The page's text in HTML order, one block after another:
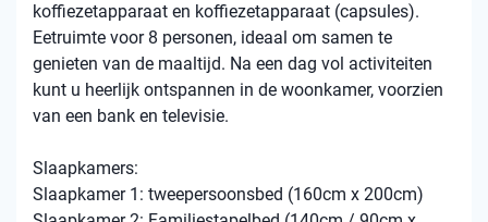
koffiezetapparaat en koffiezetapparaat (capsules).
Eetruimte voor 8 personen, ideaal om samen te
genieten van de maaltijd. Na een dag vol activiteiten
kunt u heerlijk ontspannen in de woonkamer, voorzien
van een bank en televisie.
Slaapkamers:
Slaapkamer 1: tweepersoonsbed (160cm x 200cm)